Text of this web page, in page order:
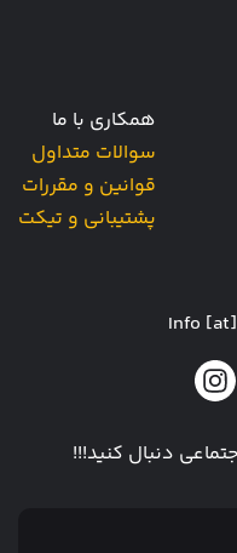
همکاری با ما
سوالات متداول
قوانین و مقررات
پشتیبانی و تیکت
Info
دنبال کنید!!!